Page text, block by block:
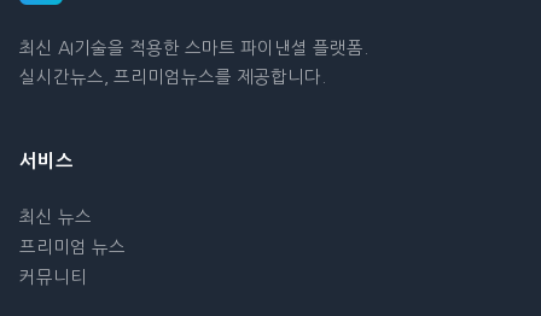
최신 AI기술을 적용한 스마트 파이낸셜 플랫폼.
실시간뉴스, 프리미엄뉴스를 제공합니다.
서비스
최신 뉴스
프리미엄 뉴스
커뮤니티